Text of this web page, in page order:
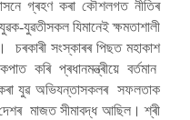
গ্ৰহণ কৰা কৌশলগত নীতিৰ
যুৱতীসকল যিমানেই ক্ষমতাশালী
চৰকাৰী সংস্কাৰৰ পিছত মহাকাশ
কৰি প্ৰধানমন্ত্ৰীয়ে বৰ্তমান
যুৱ অভিযন্তাসকলৰ সফলতাক
দেশৰ মাজত সীমাবদ্ধ আছিল। শ্ৰী